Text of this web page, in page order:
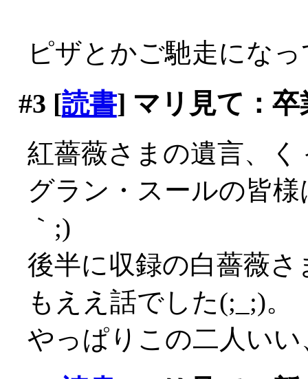
ピザとかご馳走にな
#3 [読書] マリ見て：卒
紅薔薇さまの遺言、く
グラン・スールの皆
｀;)
後半に収録の白薔薇
もええ話でした(;_;)。
やっぱりこの二人い